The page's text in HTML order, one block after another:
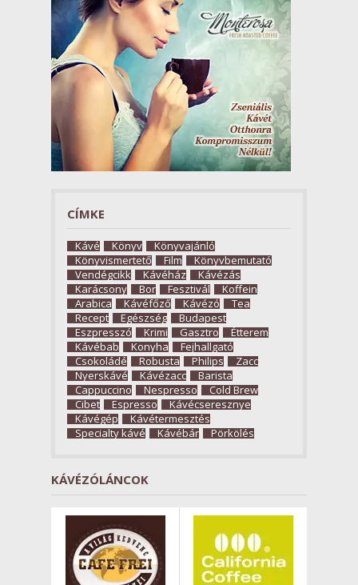
CÍMKE
Kávé Könyv
Könyvajánló
Könyvismertető
Film
Könyvbemutató
Vendégcikk
Kávéház
Kávézás
Karácsony
Bor Fesztivál
Koffein
Arabica
Kávéfőző Kávézó
Tea
Recept
Egészség
Budapest
Eszpresszó
Krimi Gasztro
Étterem
Kávébab
Konyha
Fejhallgató
Csokoládé
Robusta Philips
Zacc
Nyerskávé
Kávézacc
Barista
Cappuccino
Nespresso
Cold Brew
Cibet
Espresso
Kávécseresznye
Kávégép
Kávétermesztés
Specialty kávé
Kávébár Pörkölés
KÁVÉZÓLÁNCOK